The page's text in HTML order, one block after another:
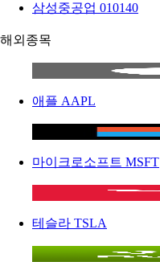
삼성중공업 010140
해외종목
애플 AAPL
마이크로소프트 MSFT
테슬라 TSLA